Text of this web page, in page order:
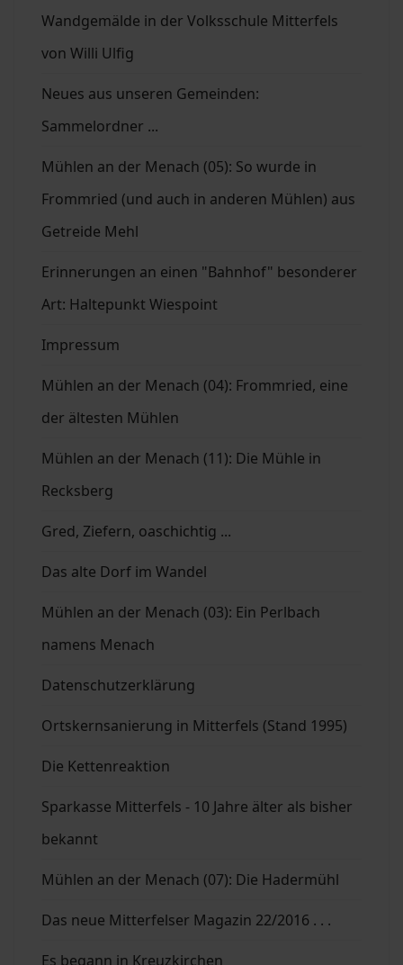
Wandgemälde in der Volksschule Mitterfels
von Willi Ulfig
Neues aus unseren Gemeinden:
Sammelordner ...
Mühlen an der Menach (05): So wurde in
Frommried (und auch in anderen Mühlen) aus
Getreide Mehl
Erinnerungen an einen "Bahnhof" besonderer
Art: Haltepunkt Wiespoint
Impressum
Mühlen an der Menach (04): Frommried, eine
der ältesten Mühlen
Mühlen an der Menach (11): Die Mühle in
Recksberg
Gred, Ziefern, oaschichtig ...
Das alte Dorf im Wandel
Mühlen an der Menach (03): Ein Perlbach
namens Menach
Datenschutzerklärung
Ortskernsanierung in Mitterfels (Stand 1995)
Die Kettenreaktion
Sparkasse Mitterfels - 10 Jahre älter als bisher
bekannt
Mühlen an der Menach (07): Die Hadermühl
Das neue Mitterfelser Magazin 22/2016 . . .
Es begann in Kreuzkirchen